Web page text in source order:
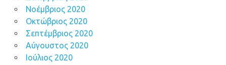
Νοέμβριος 2020
Οκτώβριος 2020
Σεπτέμβριος 2020
Αύγουστος 2020
Ιούλιος 2020